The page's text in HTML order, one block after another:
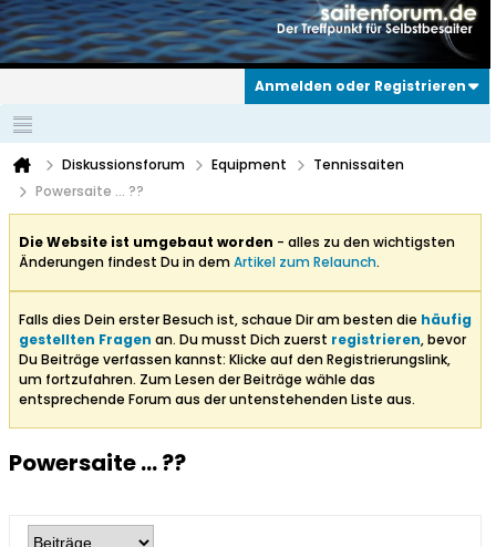
Anmelden oder Registrieren
Diskussionsforum Equipment
Tennissaiten
Powersaite ... ??
Die Website ist umgebaut worden - alles zu den wichtigsten
Änderungen findest Du in demArtikel zum Relaunch.
Falls dies Dein erster Besuch ist, schaue Dir am besten die häufig
gestellten Fragen an. Du musst Dich zuerst registrieren, bevor
Du Beiträge verfassen kannst: Klicke auf den Registrierungslink,
um fortzufahren. Zum Lesen der Beiträge wähle das
entsprechende Forum aus der untenstehenden Liste aus.
Powersaite ... ??